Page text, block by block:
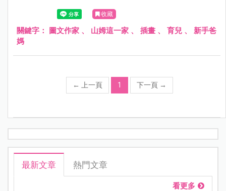
收藏
關鍵字： 圖文作家 、 山姆這一家 、 插畫 、 育兒 、 新手爸
媽
← 上一頁 1 下一頁 →
最新文章 熱門文章
看更多